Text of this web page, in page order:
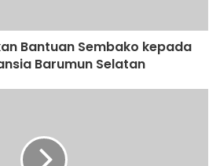
Bantuan Sembako kepada
Barumun Selatan